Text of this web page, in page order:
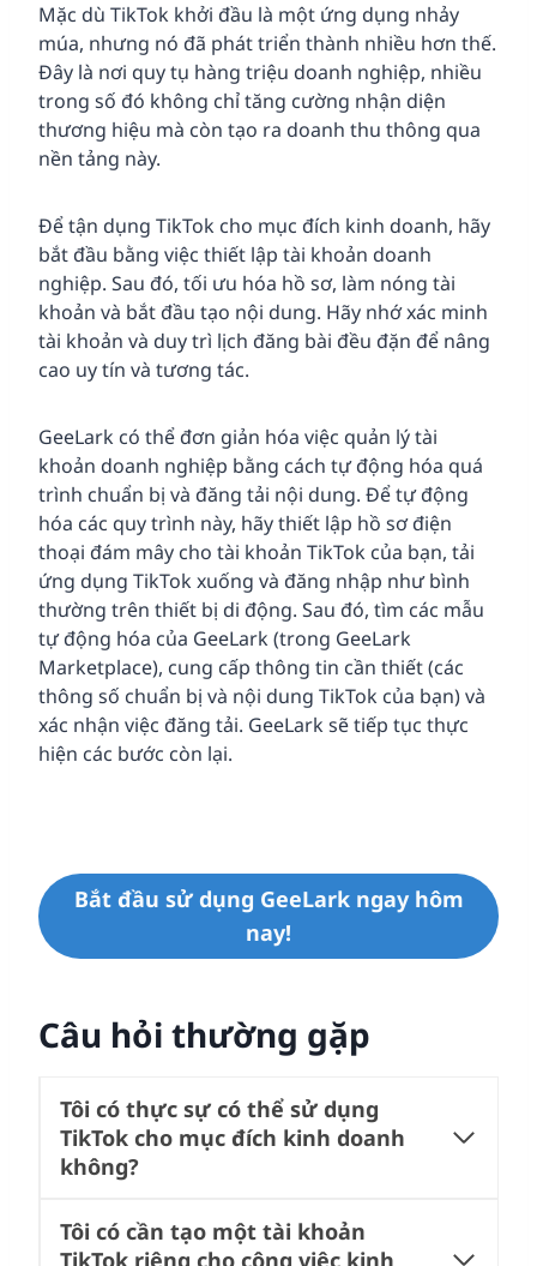
Mặc dù TikTok khởi đầu là một ứng dụng nhảy
múa, nhưng nó đã phát triển thành nhiều hơn thế.
Đây là nơi quy tụ hàng triệu doanh nghiệp, nhiều
trong số đó không chỉ tăng cường nhận diện
thương hiệu mà còn tạo ra doanh thu thông qua
nền tảng này.
Để tận dụng TikTok cho mục đích kinh doanh, hãy
bắt đầu bằng việc thiết lập tài khoản doanh
nghiệp. Sau đó, tối ưu hóa hồ sơ, làm nóng tài
khoản và bắt đầu tạo nội dung. Hãy nhớ xác minh
tài khoản và duy trì lịch đăng bài đều đặn để nâng
cao uy tín và tương tác.
GeeLark có thể đơn giản hóa việc quản lý tài
khoản doanh nghiệp bằng cách tự động hóa quá
trình chuẩn bị và đăng tải nội dung. Để tự động
hóa các quy trình này, hãy thiết lập hồ sơ điện
thoại đám mây cho tài khoản TikTok của bạn, tải
ứng dụng TikTok xuống và đăng nhập như bình
thường trên thiết bị di động. Sau đó, tìm các mẫu
tự động hóa của GeeLark (trong GeeLark
Marketplace), cung cấp thông tin cần thiết (các
thông số chuẩn bị và nội dung TikTok của bạn) và
xác nhận việc đăng tải. GeeLark sẽ tiếp tục thực
hiện các bước còn lại.
Bắt đầu sử dụng GeeLark ngay hôm
nay!
Câu hỏi thường gặp
Tôi có thực sự có thể sử dụng
TikTok cho mục đích kinh doanh
không?
Tôi có cần tạo một tài khoản
TikTok riêng cho công việc kinh